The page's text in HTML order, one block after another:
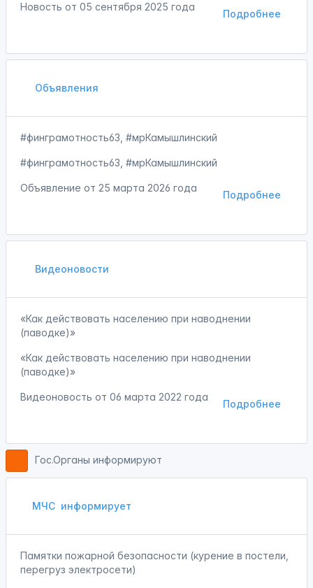
Подробнее
Новость от 05 сентября 2025 года
Объявления
#финграмотность63, #мрКамышлинский
#финграмотность63, #мрКамышлинский
Подробнее
Объявление от 25 марта 2026 года
Видеоновости
«Как действовать населению при наводнении
(паводке)»
«Как действовать населению при наводнении
(паводке)»
Подробнее
Видеоновость от 06 марта 2022 года
Гос.Органы информируют
МЧС информирует
Памятки пожарной безопасности (курение в постели,
перегруз электросети)